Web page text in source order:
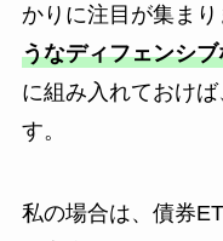
かりに注目が集まり
うなディフェンシ
に組み入れておけ
す。
私の場合は、債券